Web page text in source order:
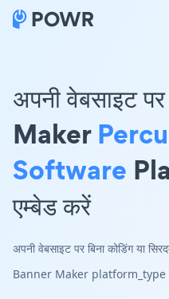
अपनी वेबसाइट
Maker
Software
एम्बेड करें
अपनी वेबसाइट पर बिना कोडिंग या
Banner Maker platform_type